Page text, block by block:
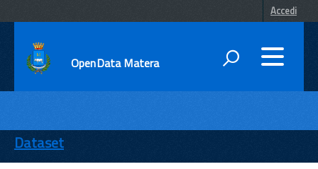
Accedi
OpenData Matera
ENTI
TEMI
Dataset